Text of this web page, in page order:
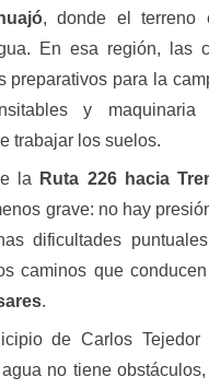
, donde el terreno
En esa región, las
preparativos para la
y
trabajar los suelos.
la Ruta 226 hacia
grave: no hay
dificultades
caminos que conducen
.
de Carlos Tejedor
no tiene